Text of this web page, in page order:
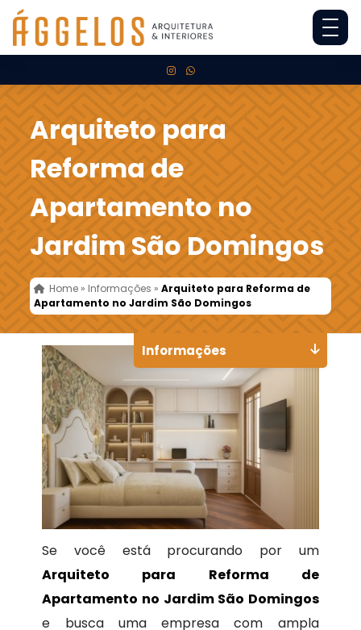
Arquiteto para
Reforma de
Apartamento no
Jardim São Domingos
Home » Informações »Arquiteto para Reforma de
Apartamento no Jardim São Domingos
Se você está procurando por um
Arquiteto para Reforma de
Apartamento no Jardim São Domingos
e busca uma empresa com ampla
Informações